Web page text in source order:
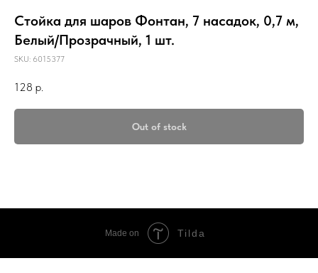
Стойка для шаров Фонтан, 7 насадок, 0,7 м,
Белый/Прозрачный, 1 шт.
SKU: 6015377
128 р.
Out of stock
Made on Tilda